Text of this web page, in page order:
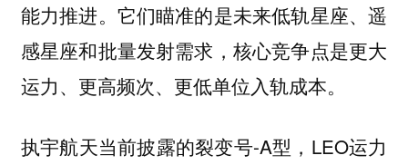
能力推进。它们瞄准的是未来低轨星座、遥
感星座和批量发射需求， 核心竞争点是更大
运力、更高频次、更低单位入轨成本。
执宇航天当前披露的裂变号-A型，LEO运力